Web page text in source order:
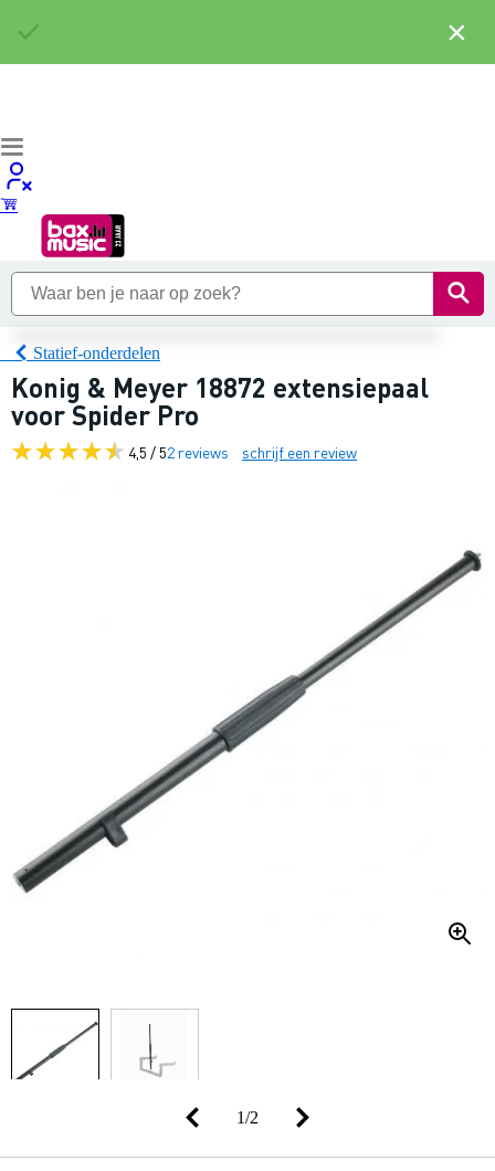
Statief-onderdelen
Konig & Meyer 18872 extensiepaal
voor Spider Pro
4,5 / 52 reviews schrijf een review
1/2
×